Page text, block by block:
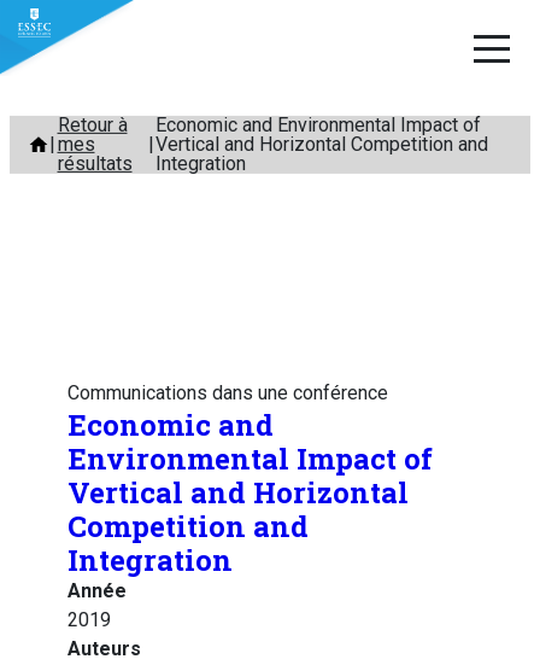
Aller
contenu
Retour à
mes
résultats
Economic and Environmental Impact of
Vertical and Horizontal Competition and
Integration
Communications dans une conférence
Economic and
Environmental Impact of
Vertical and Horizontal
Competition and
Integration
Année
2019
Auteurs